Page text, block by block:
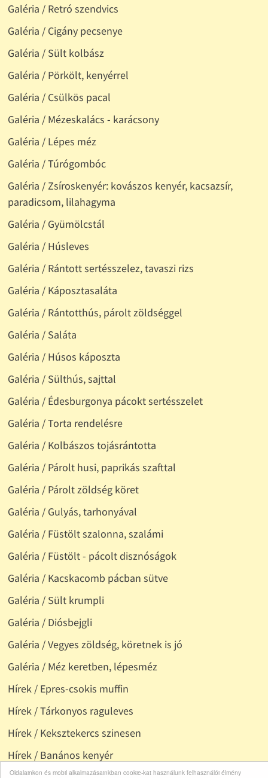
Oldalainkon és mobil alkalmazásainkban cookie-kat használunk felhasználói élmény
Galéria / Retró szendvics
Galéria / Cigány pecsenye
Galéria / Sült kolbász
Galéria / Pörkölt, kenyérrel
Galéria / Csülkös pacal
Galéria / Mézeskalács - karácsony
Galéria / Lépes méz
Galéria / Túrógombóc
Galéria / Zsíroskenyér: kovászos kenyér, kacsazsír,
paradicsom, lilahagyma
Galéria / Gyümölcstál
Galéria / Húsleves
Galéria / Rántott sertésszelez, tavaszi rizs
Galéria / Káposztasaláta
Galéria / Rántotthús, párolt zöldséggel
Galéria / Saláta
Galéria / Húsos káposzta
Galéria / Sülthús, sajttal
Galéria / Édesburgonya pácokt sertésszelet
Galéria / Torta rendelésre
Galéria / Kolbászos tojásrántotta
Galéria / Párolt husi, paprikás szafttal
Galéria / Párolt zöldség köret
Galéria / Gulyás, tarhonyával
Galéria / Füstölt szalonna, szalámi
Galéria / Füstölt - pácolt disznóságok
Galéria / Kacskacomb pácban sütve
Galéria / Sült krumpli
Galéria / Diósbejgli
Galéria / Vegyes zöldség, köretnek is jó
Galéria / Méz keretben, lépesméz
Hírek / Epres-csokis muffin
Hírek / Tárkonyos raguleves
Hírek / Keksztekercs szinesen
Hírek / Banános kenyér